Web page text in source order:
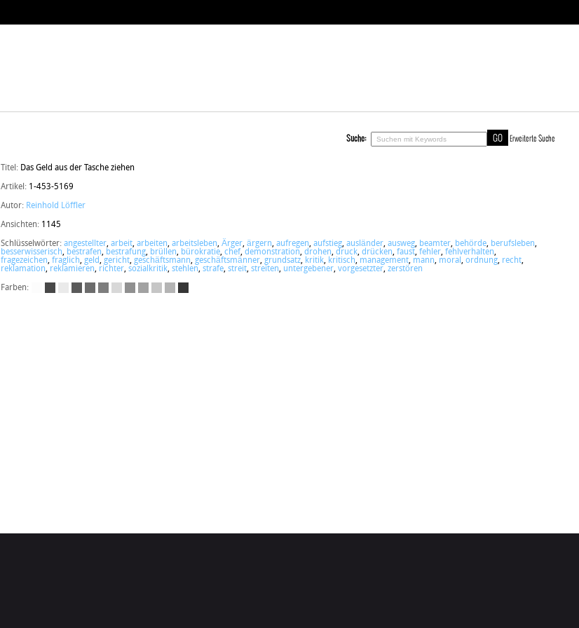
Suche: Erweiterte Suche
Titel: Das Geld aus der Tasche ziehen
Artikel: 1-453-5169
Autor: Reinhold Löffler
Ansichten: 1145
Schlüsselwörter: angestellter, arbeit, arbeiten, arbeitsleben, Ärger, ärgern, aufregen, aufstieg, ausländer, ausweg, beamter, behörde, berufsleben,
besserwisserisch, bestrafen, bestrafung, brüllen, bürokratie, chef, demonstration, drohen, druck, drücken, faust, fehler, fehlverhalten,
fragezeichen, fraglich, geld, gericht, geschäftsmann, geschäftsmänner, grundsatz, kritik, kritisch, management, mann, moral , ordnung, recht,
reklamation, reklamieren, richter, sozialkritik, stehlen, strafe, streit, streiten, untergebener, vorgesetzter, zerstören
Farben: